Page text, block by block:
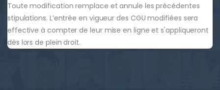
Toute modification remplace et annule les précédentes
stipulations. L’entrée en vigueur des CGU modifiées sera
effective à compter de leur mise en ligne et s'appliqueront
dès lors de plein droit.